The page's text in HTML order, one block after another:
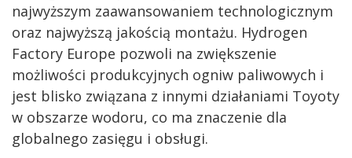
najwyższym zaawansowaniem technologicznym
oraz najwyższą jakością montażu. Hydrogen
Factory Europe pozwoli na zwiększenie
możliwości produkcyjnych ogniw paliwowych i
jest blisko związana z innymi działaniami Toyoty
w obszarze wodoru, co ma znaczenie dla
globalnego zasięgu i obsługi.